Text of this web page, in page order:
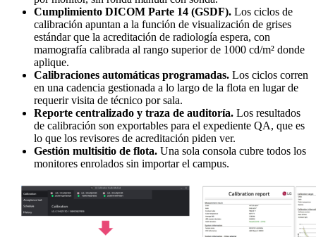
Cumplimiento DICOM Parte 14 (GSDF). Los ciclos de
calibración apuntan a la función de visualización de grises
estándar que la acreditación de radiología espera, con
mamografía calibrada al rango superior de 1000 cd/m² donde
aplique.
Calibraciones automáticas programadas. Los ciclos corren
en una cadencia gestionada a lo largo de la flota en lugar de
requerir visita de técnico por sala.
Reporte centralizado y traza de auditoría. Los resultados
de calibración son exportables para el expediente QA, que es
lo que los revisores de acreditación piden ver.
Gestión multisitio de flota. Una sola consola cubre todos los
monitores enrolados sin importar el campus.